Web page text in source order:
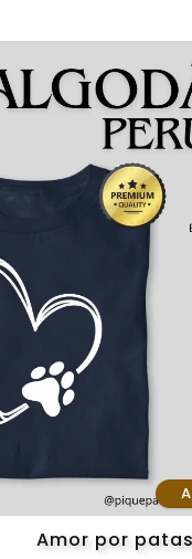
Amor por patas